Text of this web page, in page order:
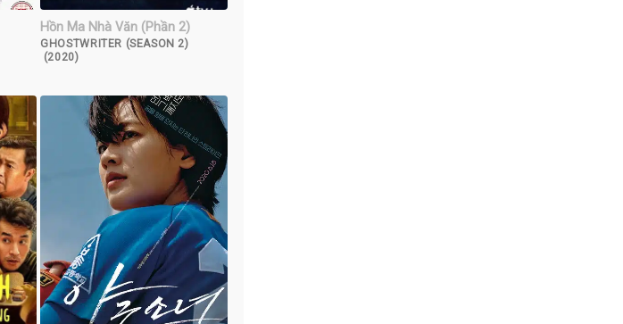
Hồn Ma Nhà Văn (Phần 2)
GHOSTWRITER (SEASON 2)
(2020)